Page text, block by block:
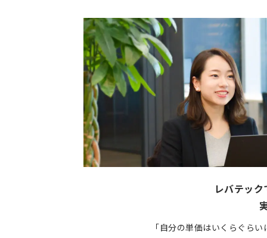
レバテッ
「自分の単価はいくらぐら